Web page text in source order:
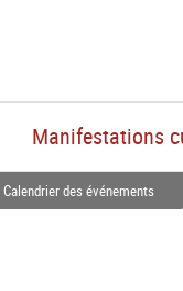
Manifestations
Calendrier des événements